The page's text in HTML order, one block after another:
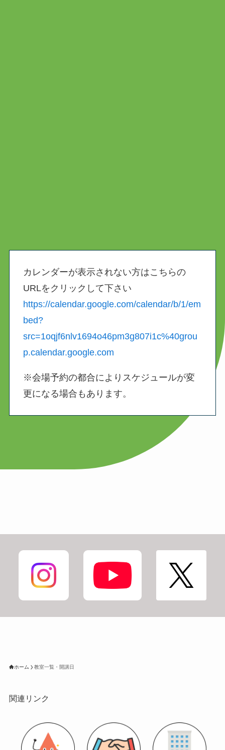
カレンダーが表示されない方はこちらの
URLをクリックして下さい
https://calendar.google.com/calendar/b/1/em
bed?
src=1oqjf6nlv1694o46pm3g807i1c%40grou
p.calendar.google.com
※会場予約の都合によりスケジュールが変
更になる場合もあります。
ホーム 教室一覧・開講日
関連リンク